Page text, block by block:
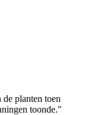
planten toen
toonde."